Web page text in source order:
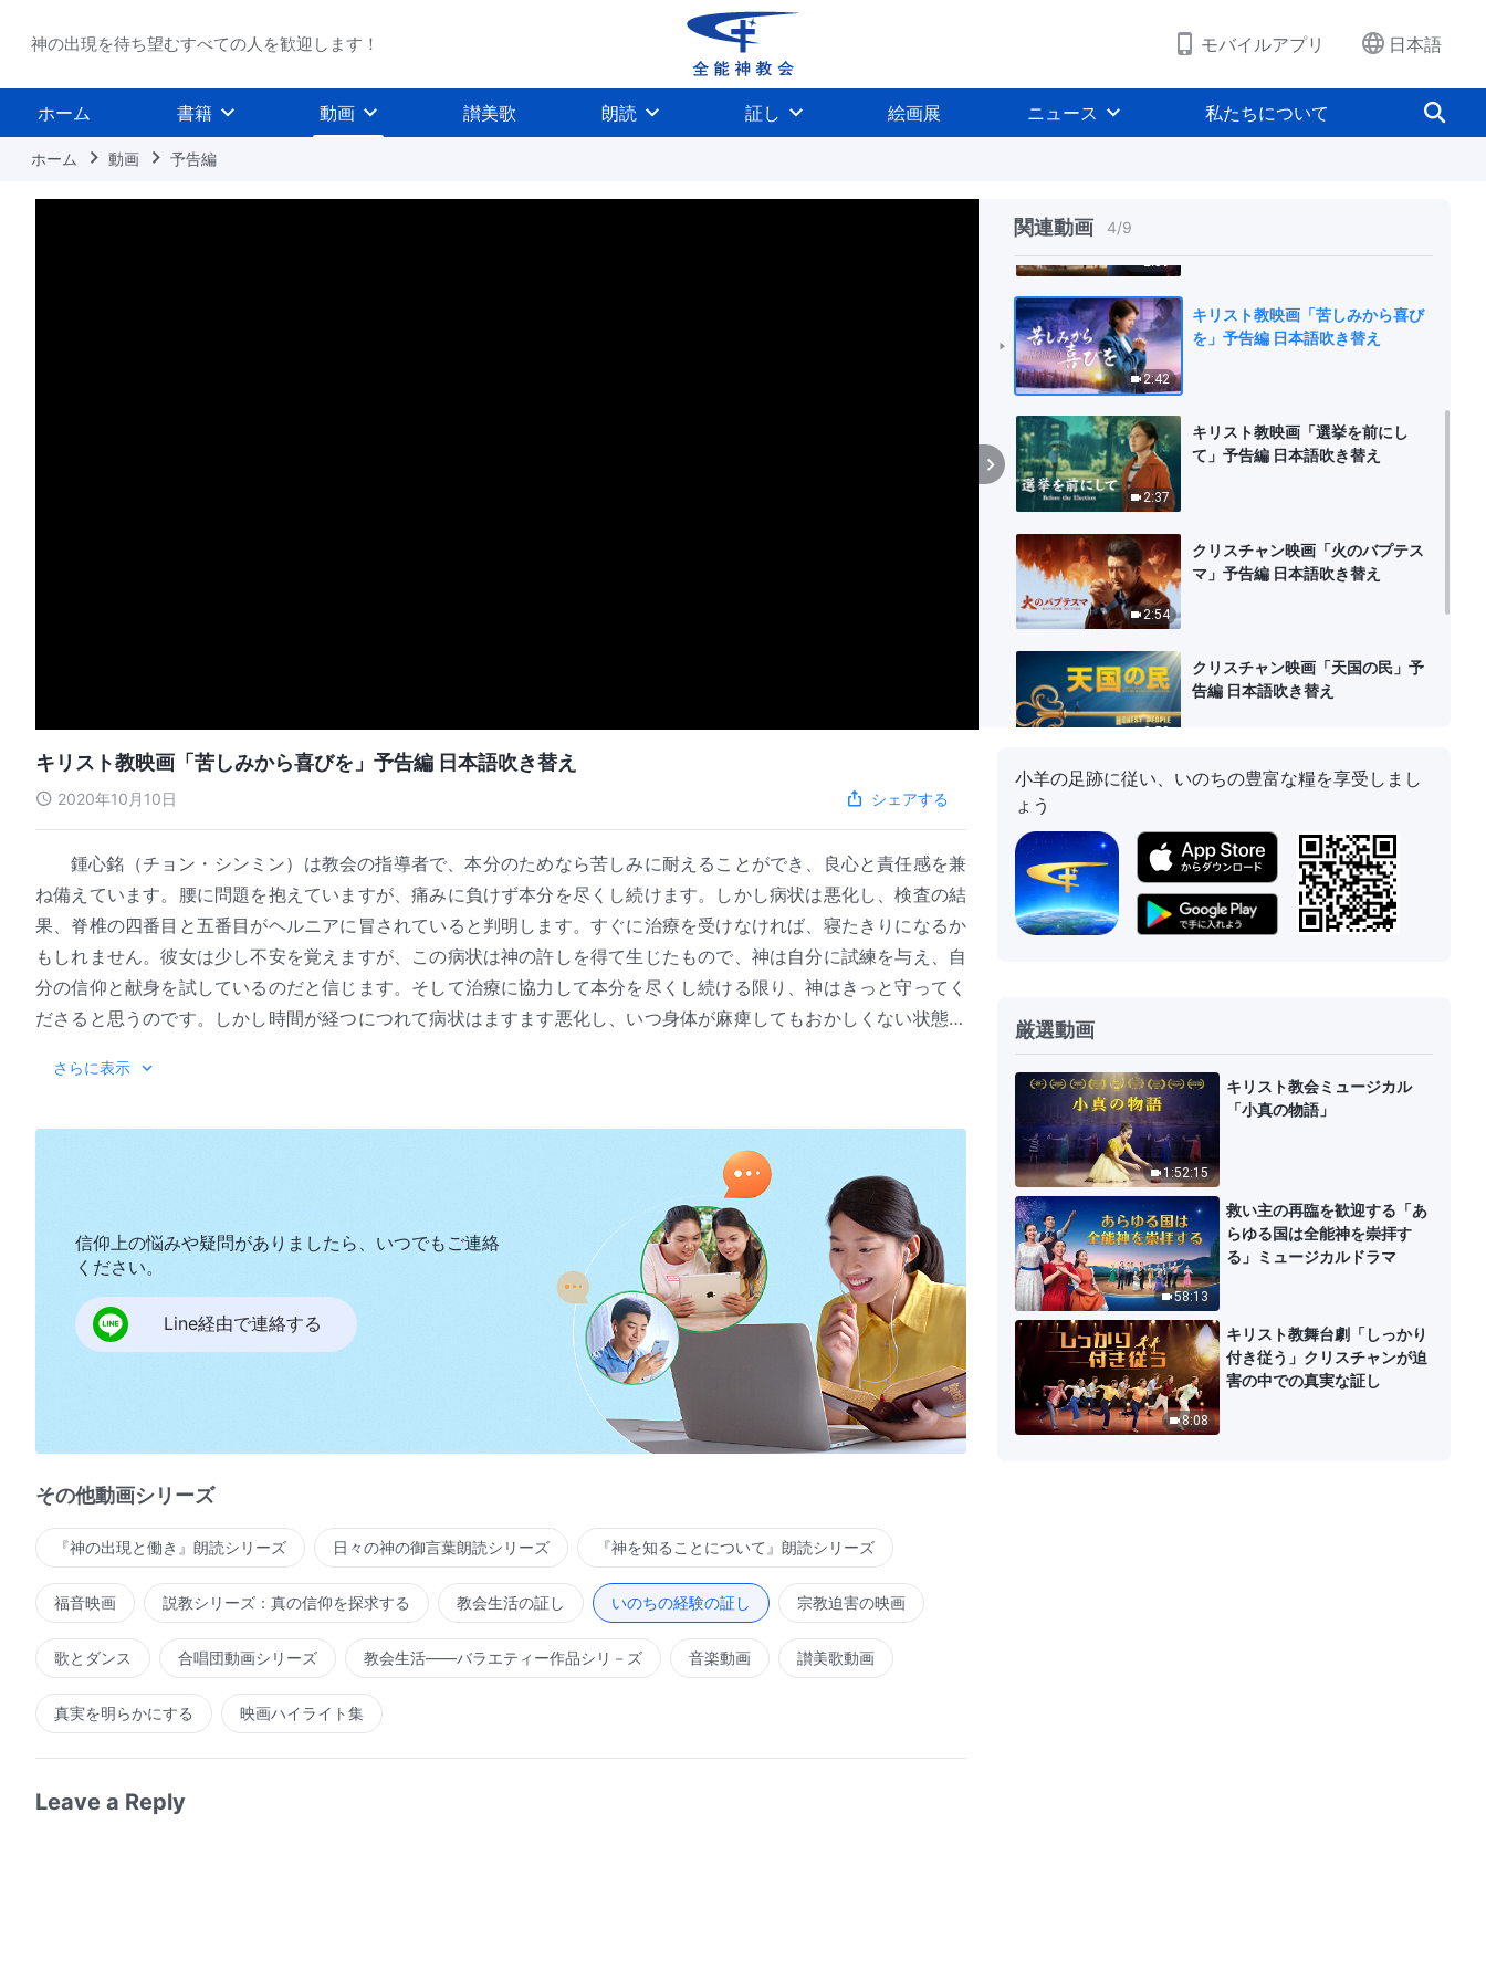
神の出現を待ち望むすべての人を歓迎します！ モバイルアプリ 日本語
ホーム 書籍 動画 讃美歌 朗読 証し 絵画展 ニュース 私たちについて
ホーム 動画 予告編
関連動画 4/9
告編 日本語吹き替え
2:59
2:42
キリスト教映画「苦しみから喜び
を」予告編 日本語吹き替え
2:37
キリスト教映画「選挙を前にし
て」予告編 日本語吹き替え
2:54
クリスチャン映画「火のバプテス
マ」予告編 日本語吹き替え
2:58
クリスチャン映画「天国の民」予
告編 日本語吹き替え
3:04
クリスチャン映画「私は善人！」
クリスチャン映画「救い」真の救
いとは何か 予告編 日本語吹き替え
キリスト教映画「苦しみから喜びを」予告編 日本語吹き替え
2020年10月10日 シェアする
鍾心銘（チョン・シンミン）は教会の指導者で、本分のためなら苦しみに耐えることができ、良心と責任感を兼
ね備えています。腰に問題を抱えていますが、痛みに負けず本分を尽くし続けます。しかし病状は悪化し、検査の結
果、脊椎の四番目と五番目がヘルニアに冒されていると判明します。すぐに治療を受けなければ、寝たきりになるか
もしれません。彼女は少し不安を覚えますが、この病状は神の許しを得て生じたもので、神は自分に試練を与え、自
分の信仰と献身を試しているのだと信じます。そして治療に協力して本分を尽くし続ける限り、神はきっと守ってく
ださると思うのです。しかし時間が経つにつれて病状はますます悪化し、いつ身体が麻痺してもおかしくない状態に
う？ 『苦しみから喜びを』をご覧になり、その答えを見つけてください。
さらに表示
信仰上の悩みや疑問がありましたら、いつでもご連絡
ください。
Line経由で連絡する
その他動画シリーズ
『神の出現と働き』朗読シリーズ 日々の神の御言葉朗読シリーズ 『神を知ることについて』朗読シリーズ
福音映画 説教シリーズ：真の信仰を探求する 教会生活の証し いのちの経験の証し 宗教迫害の映画
歌とダンス 合唱団動画シリーズ 教会生活――バラエティー作品シリ－ズ 音楽動画 讃美歌動画
真実を明らかにする 映画ハイライト集
Leave a Reply
小羊の足跡に従い、いのちの豊富な糧を享受しまし
ょう
厳選動画
1:52:15
キリスト教会ミュージカル
「小真の物語」
58:13
救い主の再臨を歓迎する「あ
らゆる国は全能神を崇拝す
る」ミュージカルドラマ
8:08
キリスト教舞台劇「しっかり
付き従う」クリスチャンが迫
害の中での真実な証し